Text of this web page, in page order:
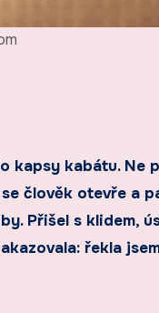
kapsy kabátu. Ne
člověk otevře a
Přišel s klidem,
řekla